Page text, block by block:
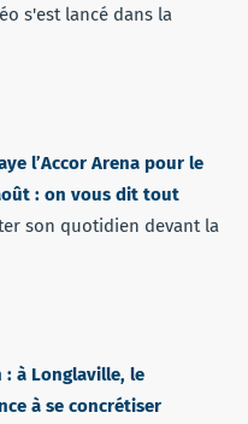
s'est lancé dans la
l’Accor Arena pour le
: on vous dit tout
son quotidien devant la
: à Longlaville, le
à se concrétiser